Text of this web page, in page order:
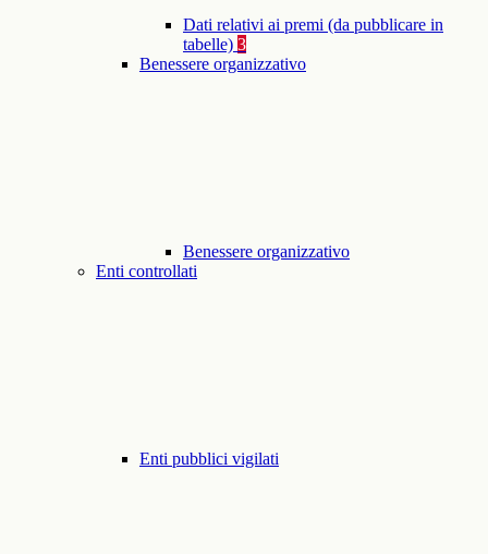
Dati relativi ai premi (da pubblicare in
tabelle) 3
Benessere organizzativo
Benessere organizzativo
Enti controllati
Enti pubblici vigilati